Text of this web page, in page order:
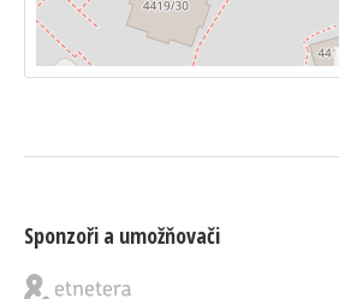
Sponzoři a umožňovači